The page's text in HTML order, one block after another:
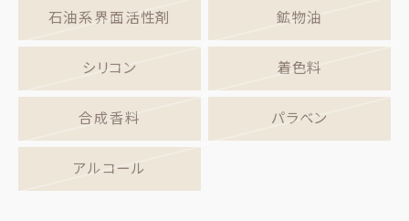
石油系界面活性剤 鉱物油
シリコン 着色料
合成香料 パラベン
アルコール